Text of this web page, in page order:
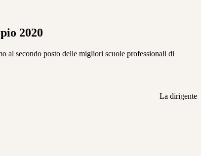
2020
al secondo posto delle migliori scuole professionali di
La dirigente